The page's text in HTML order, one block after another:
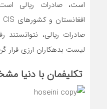
است، صادرات ریالی
صادرات ریالی، ‌نتوانستند
لیست بدهکاران ارزی قرار
تکلیفمان با دنیا